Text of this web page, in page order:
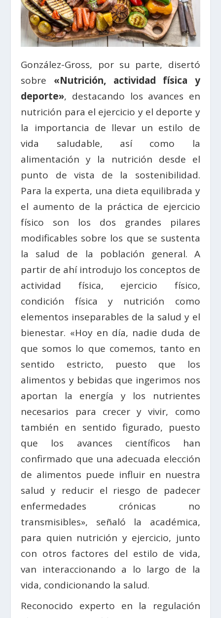
González-Gross, por su parte, disertó
sobre «Nutrición, actividad física y
deporte», destacando los avances en
nutrición para el ejercicio y el deporte y
la importancia de llevar un estilo de
vida saludable, así como la
alimentación y la nutrición desde el
punto de vista de la sostenibilidad.
Para la experta, una dieta equilibrada y
el aumento de la práctica de ejercicio
físico son los dos grandes pilares
modificables sobre los que se sustenta
la salud de la población general. A
partir de ahí introdujo los conceptos de
actividad física, ejercicio físico,
condición física y nutrición como
elementos inseparables de la salud y el
bienestar. «Hoy en día, nadie duda de
que somos lo que comemos, tanto en
sentido estricto, puesto que los
alimentos y bebidas que ingerimos nos
aportan la energía y los nutrientes
necesarios para crecer y vivir, como
también en sentido figurado, puesto
que los avances científicos han
confirmado que una adecuada elección
de alimentos puede influir en nuestra
salud y reducir el riesgo de padecer
enfermedades crónicas no
transmisibles», señaló la académica,
para quien nutrición y ejercicio, junto
con otros factores del estilo de vida,
van interaccionando a lo largo de la
vida, condicionando la salud.
Reconocido experto en la regulación